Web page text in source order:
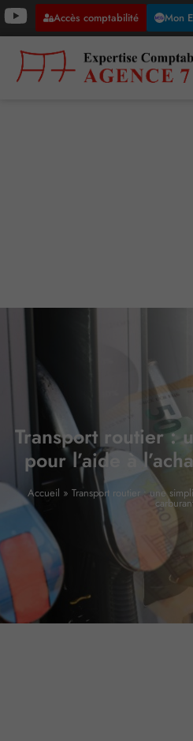
Accès comptabilité Mon
Transport routier :
pour l’aide à
Accueil » Transport routier : une